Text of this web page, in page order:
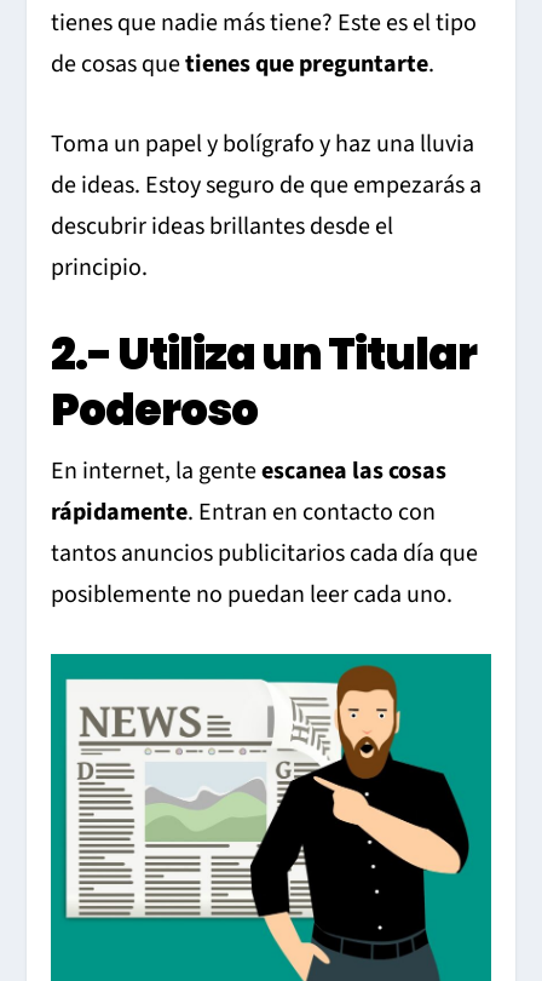
tienes que nadie más tiene? Este es el tipo
de cosas quetienes que preguntarte.
Toma un papel y bolígrafo y haz una lluvia
de ideas. Estoy seguro de que empezarás a
descubrir ideas brillantes desde el
principio.
2.- Utiliza un Titular
Poderoso
En internet, la genteescanea las cosas
rápidamente. Entran en contacto con
tantos anuncios publicitarios cada día que
posiblemente no puedan leer cada uno.